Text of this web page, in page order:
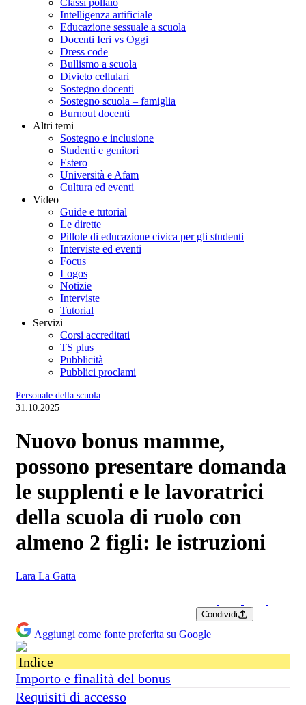
Classi pollaio
Intelligenza artificiale
Educazione sessuale a scuola
Docenti Ieri vs Oggi
Dress code
Bullismo a scuola
Divieto cellulari
Sostegno docenti
Sostegno scuola – famiglia
Burnout docenti
Altri temi
Sostegno e inclusione
Studenti e genitori
Estero
Università e Afam
Cultura ed eventi
Video
Guide e tutorial
Le dirette
Pillole di educazione civica per gli studenti
Interviste ed eventi
Focus
Logos
Notizie
Interviste
Tutorial
Servizi
Corsi accreditati
TS plus
Pubblicità
Pubblici proclami
Personale della scuola
31.10.2025
Nuovo bonus mamme,
possono presentare domanda
le supplenti e le lavoratrici
della scuola di ruolo con
almeno 2 figli: le istruzioni
Lara La Gatta
Condividi
Aggiungi come fonte preferita su Google
Indice
Importo e finalità del bonus
Requisiti di accesso